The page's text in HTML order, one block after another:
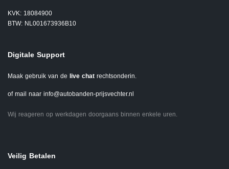
KVK: 18084900
BTW: NL001673936B10
Digitale Support
Maak gebruik van de live chat rechtsonderin.
of mail naar info@autobanden-prijsvechter.nl
Wij reageren op werkdagen doorgaans binnen enkele uren.
Veilig Betalen